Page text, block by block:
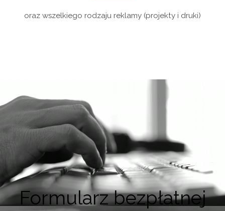
oraz wszelkiego rodzaju reklamy (projekty i druki)
Formularz bezpłatnej